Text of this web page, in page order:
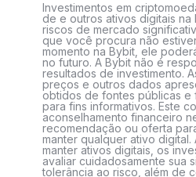
Investimentos em
de e outros ativos digitais na
riscos de mercado
que você procura não
momento na Bybit, ele
no futuro. A Bybit não é
resultados de investimento.
preços e outros dados
obtidos de fontes públicas e
para fins informativos. Este
aconselhamento financeiro
recomendação ou oferta
manter qualquer ativo
manter ativos digitais, os
avaliar cuidadosamente sua
tolerância ao risco, além de